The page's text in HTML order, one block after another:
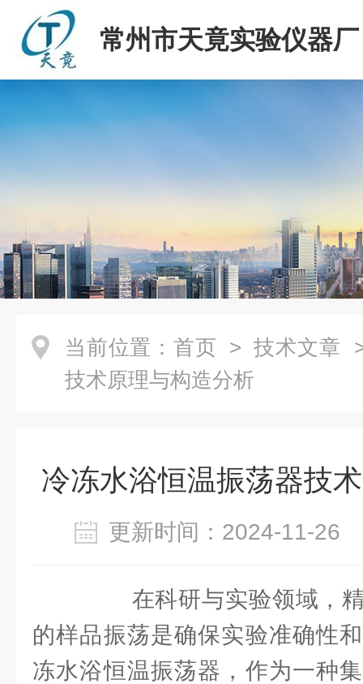
常州市天竟实验仪器厂
当前位置： 首页 > 技术文章
技术原理与构造分析
冷冻水浴恒温振荡器技
更新时间：2024-11-
在科研与实验领域，精
的样品振荡是确保实验准确性
冻水浴恒温振荡器，作为一种